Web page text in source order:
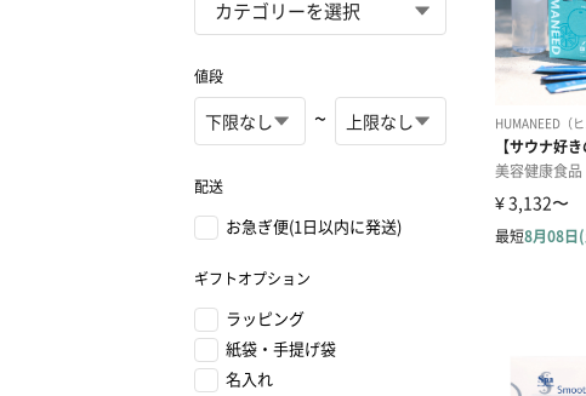
値段
~
配送
お急ぎ便(1日以内に発送)
ギフトオプション
ラッピング
紙袋・手提げ袋
名入れ